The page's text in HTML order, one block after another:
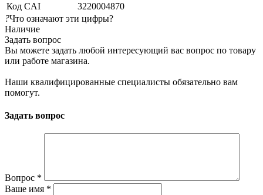
Код CAI
3220004870
?Что означают эти цифры?
Наличие
Задать вопрос
Вы можете задать любой интересующий вас вопрос по товару
или работе магазина.
Наши квалифицированные специалисты обязательно вам
помогут.
Задать вопрос
Вопрос *
Ваше имя *